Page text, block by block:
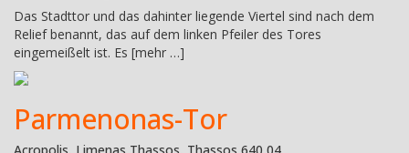
Das Stadttor und das dahinter liegende Viertel sind nach dem
Relief benannt, das auf dem linken Pfeiler des Tores
eingemeißelt ist. Es [mehr …]
Parmenonas-Tor